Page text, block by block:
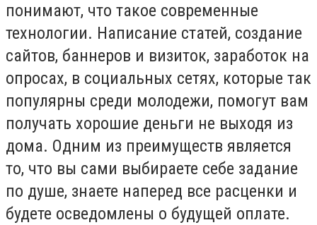
понимают, что такое современные
технологии. Написание статей, создание
сайтов, баннеров и визиток, заработок на
опросах, в социальных сетях, которые так
популярны среди молодежи, помогут вам
получать хорошие деньги не выходя из
дома. Одним из преимуществ является
то, что вы сами выбираете себе задание
по душе, знаете наперед все расценки и
будете осведомлены о будущей оплате.